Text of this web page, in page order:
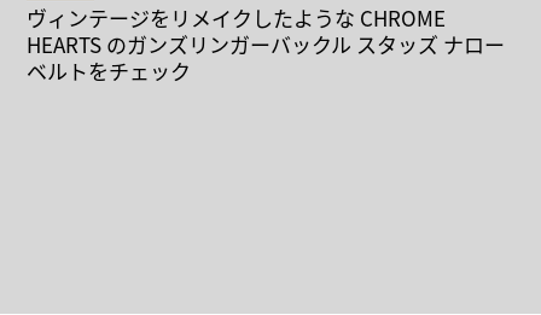
ヴィンテージをリメイクしたような CHROME
HEARTS のガンズリンガーバックル スタッズ ナロー
ベルトをチェック